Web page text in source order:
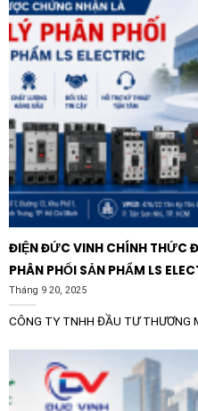
bạn tránh được rủi ro từ
lượng. Sản phẩm chính
bảo hành rõ ràng, đầy đủ
xuất xứ và chất lượng),
nghiệm thu và vận hành
vào Schneider là đầu tư
vững cho hạ tầng điện
ĐIỆN ĐỨC VINH CHÍNH THỨC
PHÂN PHỐI SẢN PHẨM LS
Tháng 9 20, 2025
CÔNG TY TNHH ĐẦU TƯ THƯƠNG